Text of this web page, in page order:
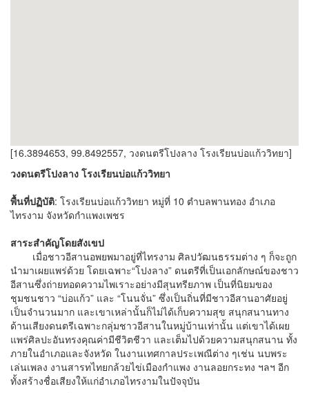
[16.3894653, 99.8492557, วงดนตรีโปงลาง โรงเรียนบ่อแก้ววิทยา]
วงดนตรีโปงลาง โรงเรียนบ่อแก้ววิทยา
พื้นที่ปฏิบัติ: โรงเรียนบ่อแก้ววิทยา หมู่ที่ 10 ตำบลพานทอง อำเภอ
ไทรงาม จังหวัดกำแพงเพชร
สาระสำคัญโดยสังเขป
เมื่อชาวอีสานอพยพมาอยู่ที่ไทรงาม ศิลปวัฒนธรรมต่าง ๆ ก็จะถูก
นำมาเผยแพร่ด้วย โดยเฉพาะ“โปงลาง” ดนตรีที่เป็นเอกลักษณ์ของชาว
อีสานซึ่งถ่ายทอดความไพเราะอย่างมีสุนทรียภาพ เป็นที่นิยมของ
ชุมชนชาว “บ่อแก้ว” และ “โนนจั่น” ซึ่งเป็นถิ่นที่มีชาวอีสานอาศัยอยู่
เป็นจำนวนมาก และเขาเหล่านั้นก็ไม่ได้เก็บความสุข สนุกสนานทาง
ด้านเสียงดนตรีเฉพาะกลุ่มชาวอีสานในหมู่บ้านเท่านั้น แต่เขาได้เผย
แพร่ศิลปะอันทรงคุณค่ามีชีวิตชีวา และเต็มไปด้วยความสนุกสนาน ทั้ง
ภายในอำเภอและจังหวัด ในงานเทศกาลประเพณีต่าง ๆเช่น นบพระ
เล่นเพลง งานสารทไทยกล้วยไข่เมืองกำแพง งานลอยกระทง ฯลฯ อีก
ทั้งสร้างชื่อเสียงให้แก่อำเภอไทรงามในปัจจุบัน